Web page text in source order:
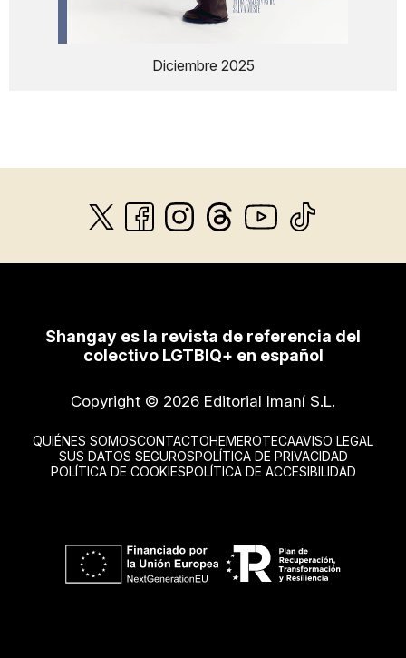
Diciembre 2025
Shangay es la revista de referencia del
colectivo LGTBIQ+ en español
Copyright © 2026 Editorial Imaní S.L.
QUIÉNES SOMOSCONTACTOHEMEROTECAAVISO LEGAL
SUS DATOS SEGUROSPOLÍTICA DE PRIVACIDAD
POLÍTICA DE COOKIESPOLÍTICA DE ACCESIBILIDAD